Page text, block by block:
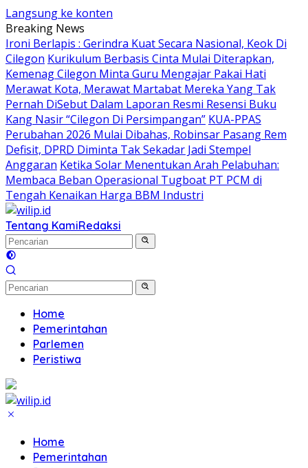
Langsung ke konten
Breaking News
Ironi Berlapis : Gerindra Kuat Secara Nasional, Keok Di
Cilegon Kurikulum Berbasis Cinta Mulai Diterapkan,
Kemenag Cilegon Minta Guru Mengajar Pakai Hati
Merawat Kota, Merawat Martabat Mereka Yang Tak
Pernah DiSebut Dalam Laporan Resmi Resensi Buku
Kang Nasir “Cilegon Di Persimpangan” KUA-PPAS
Perubahan 2026 Mulai Dibahas, Robinsar Pasang Rem
Defisit, DPRD Diminta Tak Sekadar Jadi Stempel
Anggaran Ketika Solar Menentukan Arah Pelabuhan:
Membaca Beban Operasional Tugboat PT PCM di
Tengah Kenaikan Harga BBM Industri
Tentang KamiRedaksi
Home
Pemerintahan
Parlemen
Peristiwa
Home
Pemerintahan